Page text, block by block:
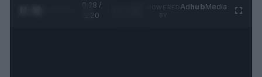
0:29 /
1:20
AdhubMedia